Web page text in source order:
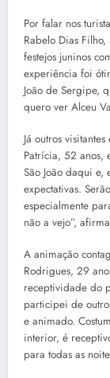
Por falar nos
Rabelo Dias
festejos juninos
experiência foi
João de Sergipe,
quero ver Alceu
Já outros
Patrícia, 52 anos,
São João daqui e,
expectativas.
especialmente
não a vejo”,
A animação
Rodrigues, 29
receptividade do
participei de
e animado.
interior, é
para todas as